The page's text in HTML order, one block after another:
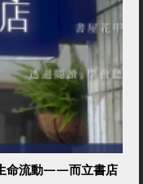
命流動——而立書店